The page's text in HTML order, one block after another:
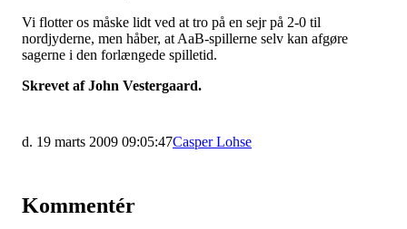
Vi flotter os måske lidt ved at tro på en sejr på 2-0 til
nordjyderne, men håber, at AaB-spillerne selv kan afgøre
sagerne i den forlængede spilletid.
Skrevet af John Vestergaard.
d. 19 marts 2009 09:05:47Casper Lohse
Kommentér